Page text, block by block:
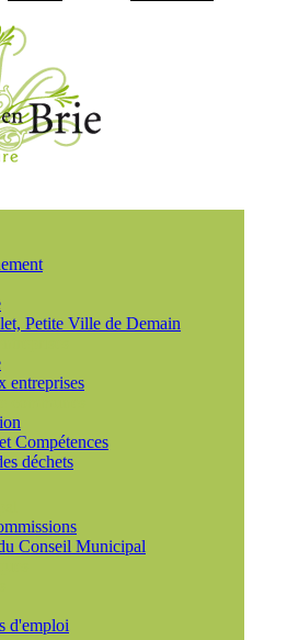
Petite Ville de Demain
entreprises
Compétences
déchets
Conseil Municipal
d'emploi